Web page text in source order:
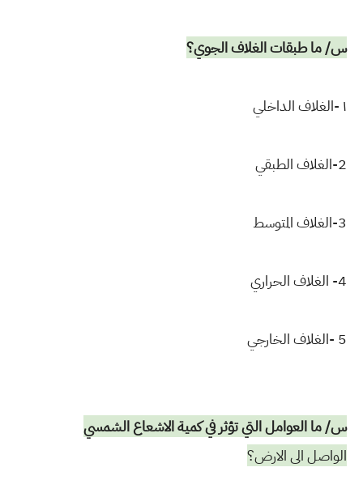
س/ ما طبقات الغلاف الجوي؟
١ -الغلاف الداخلي
2-الغلاف الطبقي
3-الغلاف المتوسط
4- الغلاف الحراري
5 -الغلاف الخارجي
س/ ما العوامل التي تؤثر في كمية الاشعاع الشمسي
الواصل الى الارض؟